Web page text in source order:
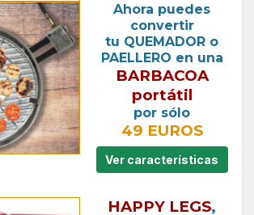
Ahora puedes
convertir
tu QUEMADOR o
PAELLERO en una
BARBACOA
portátil
por sólo
49 EUROS
Ver características
HAPPY LEGS,